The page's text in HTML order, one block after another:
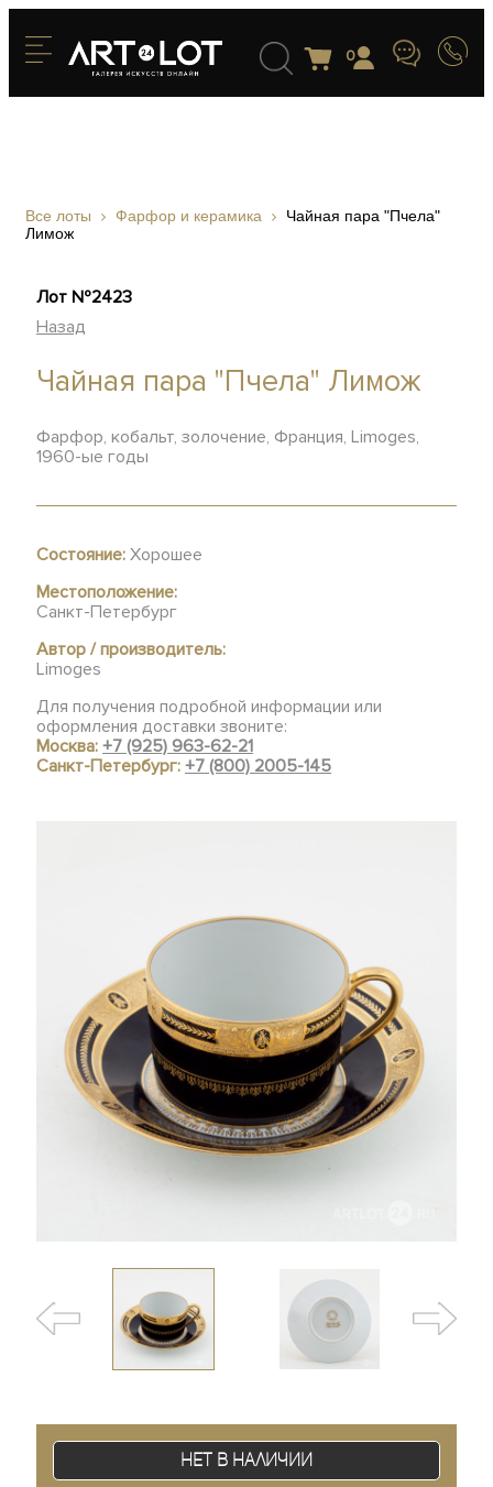
0
Все лоты Фарфор и керамика
Чайная пара "Пчела"
Лимож
Лот №2423
Назад
Чайная пара "Пчела" Лимож
Фарфор, кобальт, золочение, Франция, Limoges,
1960-ые годы
Состояние: Хорошее
Местоположение:
Санкт-Петербург
Автор / производитель:
Limoges
Для получения подробной информации или
оформления доставки звоните:
Москва:+7 (925) 963-62-21
Санкт-Петербург:+7 (800) 2005-145
Нет в наличии